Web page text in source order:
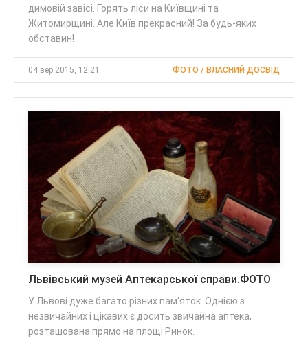
димовій завісі. Горять ліси на Київщині та
Житомирщині. Але Київ прекрасний! За будь-яких
обставин!
04 вер 2015, 12:21 ФОТО / ВЛАСНИЙ ДОСВІД
Львівський музей Аптекарської справи.ФОТО
У Львові дуже багато різних пам'яток. Однією з
незвичайних і цікавих є досить звичайна аптека,
розташована прямо на площі Ринок.